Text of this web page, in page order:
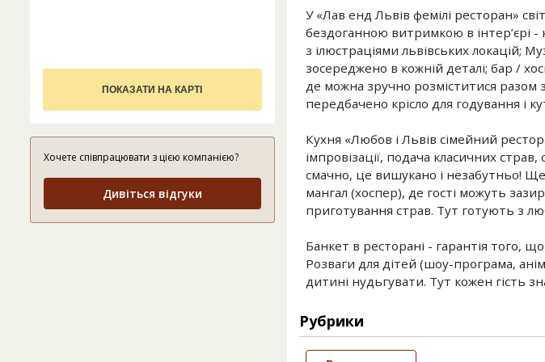
ПОКАЗАТИ НА КАРТІ
Хочете співпрацювати з цією компанією?
Дивіться відгуки
У «Лав енд Львів фемілі ресторан»
бездоганною витримкою в інтер’єрі -
з ілюстраціями львівських локацій;
зосереджено в кожній деталі; бар /
де можна зручно розміститися разом
передбачено крісло для годування і
Кухня «Любов і Львів сімейний
імпровізації, подача класичних
смачно, це вишукано і незабутньо!
мангал (хоспер), де гості можуть
приготування страв. Тут готують з
Банкет в ресторані - гарантія того,
Розваги для дітей (шоу-програма,
дитині нудьгувати. Тут кожен гість
Рубрики